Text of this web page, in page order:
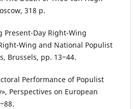
318 p.
Present-Day Right-Wing
Wing and National Populist
Brussels, pp. 13‒44.
Performance of Populist
Perspectives on European